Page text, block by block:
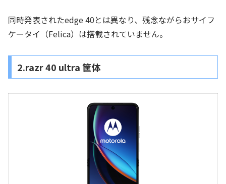
同時発表されたedge 40とは異なり、残念ながらおサイフ
ケータイ（Felica）は搭載されていません。
2.razr 40 ultra 筐体